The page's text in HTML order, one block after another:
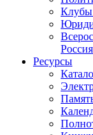
Клубы
Ресурсы